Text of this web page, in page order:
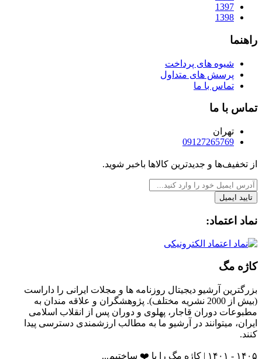
1397
1398
راهنما
شیوه های پرداخت
پرسش های متداول
تماس با ما
تماس با ما
تهران
09127265769
از تخفیف‌ها و جدیدترین‌ کالاها باخبر شوید.
تایید ایمیل
نماد اعتماد:
کاژه مگ
بزرگترین آرشیو دیجیتال روزنامه ها و مجلات ایرانی را داراست
(بیش از 2000 نشریه مختلف). پژوهشگران و علاقه مندان به
مطبوعات دوران قاجار، پهلوی و دوران پس از انقلاب اسلامی
ایران، میتوانند در آرشیو ما به مطالب ارزشمندی دسترسی پیدا
کنند.
۱۴۰۵ - ۱۴۰۱ | کاژه مگ را با ❤️ ساختیم...